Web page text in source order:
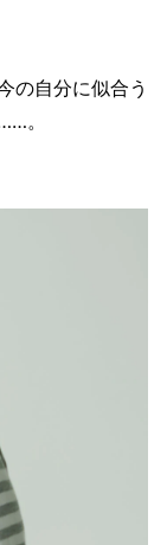
の自分に似合う
。